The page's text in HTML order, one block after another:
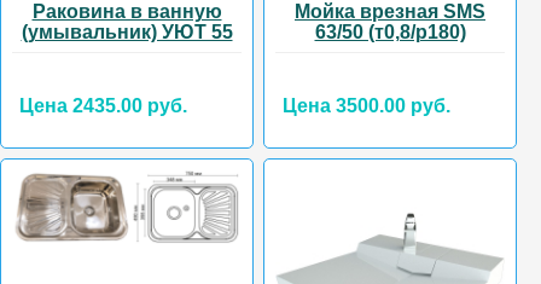
Раковина в ванную
(умывальник) УЮТ 55
Цена 2435.00 руб.
Мойка врезная SMS
63/50 (т0,8/р180)
Цена 3500.00 руб.